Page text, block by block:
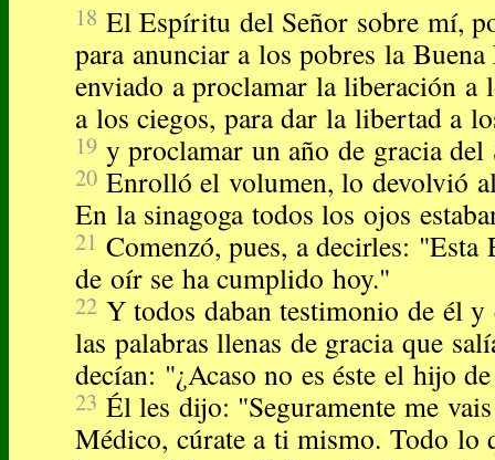
18 El Espíritu del Señor sobre mí,
para anunciar a los pobres la Buena
enviado a proclamar la liberación a
a los ciegos, para dar la libertad a
19 y proclamar un año de gracia del
20 Enrolló el volumen, lo devolvió
En la sinagoga todos los ojos
21 Comenzó, pues, a decirles: "Esta
de oír se ha cumplido hoy."
22 Y todos daban testimonio de él y
las palabras llenas de gracia que
decían: "¿Acaso no es éste el hijo
23 Él les dijo: "Seguramente me
Médico, cúrate a ti mismo. Todo lo